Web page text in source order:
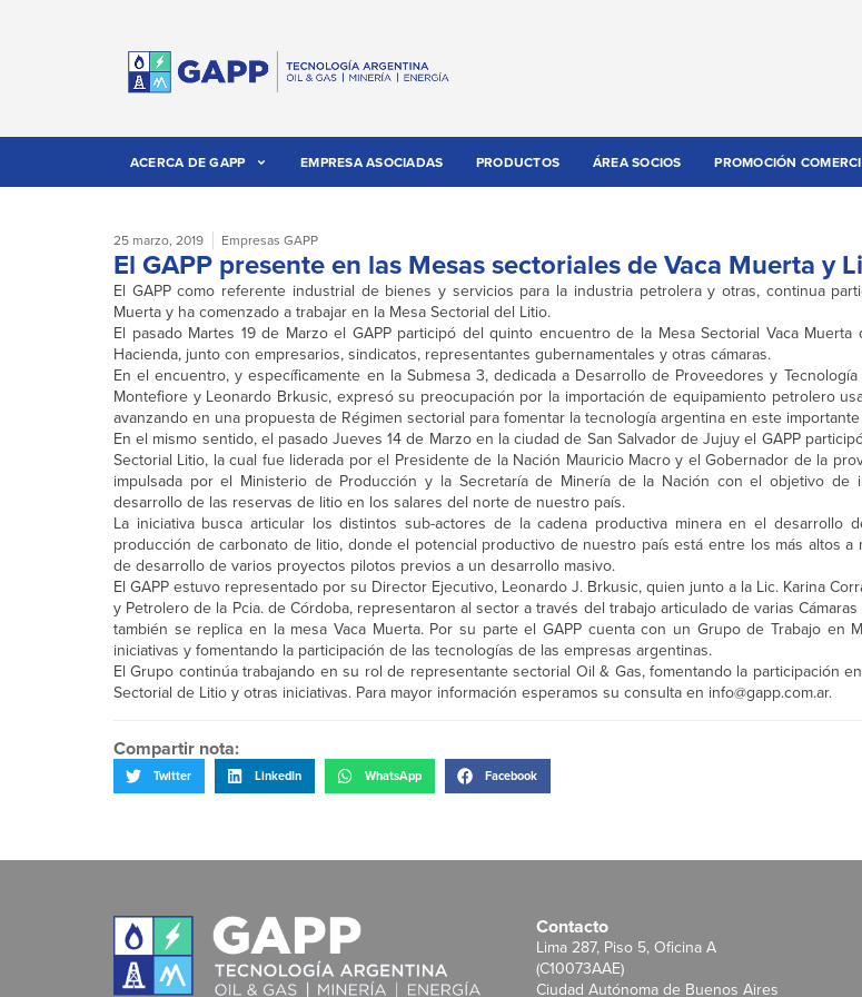
ACERCA DE GAPP EMPRESA ASOCIADAS PRODUCTOS ÁREA SOCIOS PROMOCIÓN
25 marzo, 2019 Empresas GAPP
El GAPP presente en las Mesas sectoriales de Vaca Muerta y
El GAPP como referente industrial de bienes y servicios para la industria petrolera y otras, continua
Muerta y ha comenzado a trabajar en la Mesa Sectorial del Litio.
El pasado Martes 19 de Marzo el GAPP participó del quinto encuentro de la Mesa Sectorial Vaca
Hacienda, junto con empresarios, sindicatos, representantes gubernamentales y otras cámaras.
En el encuentro, y específicamente en la Submesa 3, dedicada a Desarrollo de Proveedores y
Montefiore y Leonardo Brkusic, expresó su preocupación por la importación de equipamiento petrolero
avanzando en una propuesta de Régimen sectorial para fomentar la tecnología argentina en este
En el mismo sentido, el pasado Jueves 14 de Marzo en la ciudad de San Salvador de Jujuy el GAPP
Sectorial Litio, la cual fue liderada por el Presidente de la Nación Mauricio Macro y el Gobernador de la
impulsada por el Ministerio de Producción y la Secretaría de Minería de la Nación con el objetivo de
desarrollo de las reservas de litio en los salares del norte de nuestro país.
La iniciativa busca articular los distintos sub-actores de la cadena productiva minera en el desarrollo
producción de carbonato de litio, donde el potencial productivo de nuestro país está entre los más altos
de desarrollo de varios proyectos pilotos previos a un desarrollo masivo.
El GAPP estuvo representado por su Director Ejecutivo, Leonardo J. Brkusic, quien junto a la Lic. Karina
y Petrolero de la Pcia. de Córdoba, representaron al sector a través del trabajo articulado de varias
también se replica en la mesa Vaca Muerta. Por su parte el GAPP cuenta con un Grupo de Trabajo en
iniciativas y fomentando la participación de las tecnologías de las empresas argentinas.
El Grupo continúa trabajando en su rol de representante sectorial Oil & Gas, fomentando la participación
Sectorial de Litio y otras iniciativas. Para mayor información esperamos su consulta en info@gapp.com.ar.
Compartir nota:
Twitter LinkedIn WhatsApp Facebook
Contacto
Lima 287, Piso 5, Oficina A
(C10073AAE)
Ciudad Autónoma de Buenos Aires